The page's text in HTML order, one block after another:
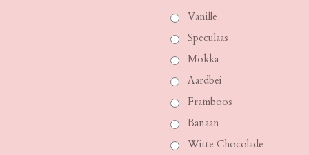
Vanille
Speculaas
Mokka
Aardbei
Framboos
Banaan
Witte Chocolade